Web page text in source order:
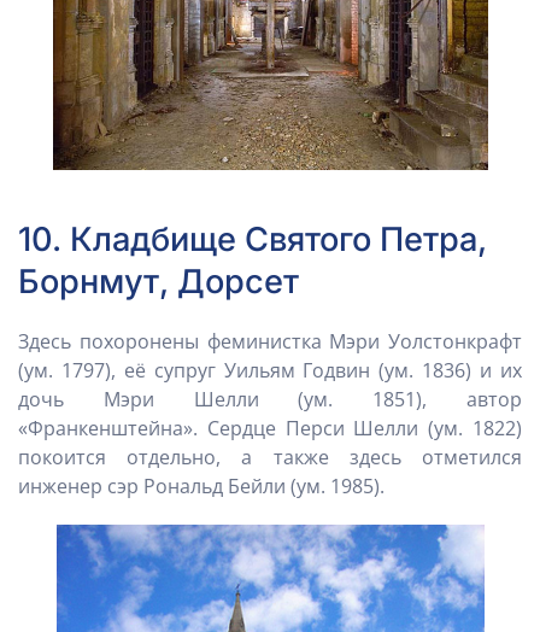
10. Кладбище Святого Петра,
Борнмут, Дорсет
Здесь похоронены феминистка Мэри Уолстонкрафт
(ум. 1797), её супруг Уильям Годвин (ум. 1836) и их
дочь Мэри Шелли (ум. 1851), автор
«Франкенштейна». Сердце Перси Шелли (ум. 1822)
покоится отдельно, а также здесь отметился
инженер сэр Рональд Бейли (ум. 1985).